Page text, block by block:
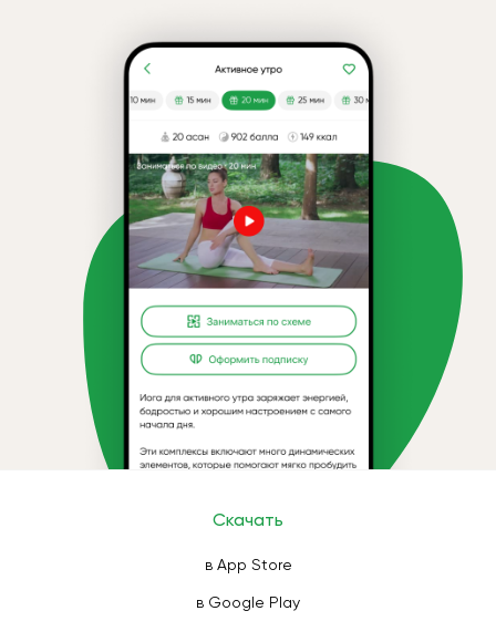
Скачать
в App Store
в Google Play